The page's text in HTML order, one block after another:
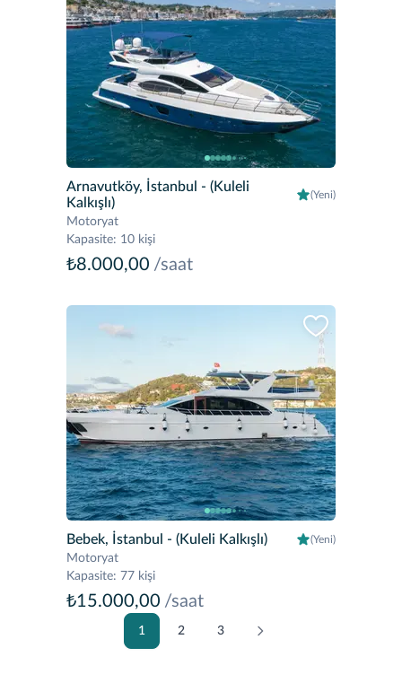
Arnavutköy, İstanbul
- (Kuleli
Kalkışlı)
(Yeni)
Motoryat
Kapasite: 10 kişi
₺8.000,00 /saat
Bebek, İstanbul - (Kuleli Kalkışlı) (Yeni)
Motoryat
Kapasite: 77 kişi
₺15.000,00 /saat
1 2 3